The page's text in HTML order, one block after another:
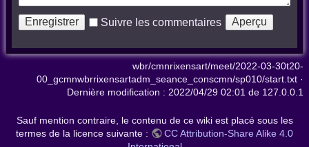
Suivre les commentaires
wbr/cmnrixensart/meet/2022-03-30t20-
00_gcmnwbrrixensartadm_seance_conscmn/sp010/start.txt ·
Dernière modification : 2022/04/29 02:01 de 127.0.0.1
Sauf mention contraire, le contenu de ce wiki est placé sous les
termes de la licence suivante :
CC Attribution-Share Alike 4.0